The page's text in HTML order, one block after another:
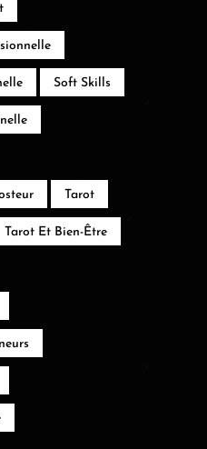
Soft Skills
Tarot
Tarot Et Bien-Être